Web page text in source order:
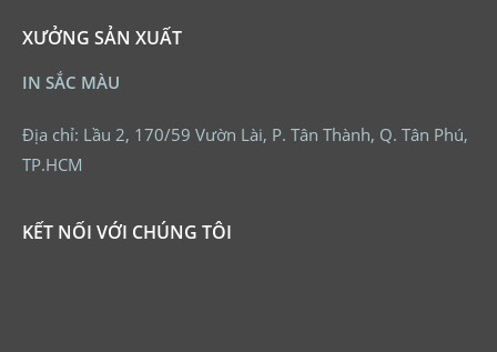
XƯỞNG SẢN XUẤT
IN SẮC MÀU
Địa chỉ: Lầu 2, 170/59 Vườn Lài, P. Tân Thành, Q. Tân Phú,
TP.HCM
KẾT NỐI VỚI CHÚNG TÔI